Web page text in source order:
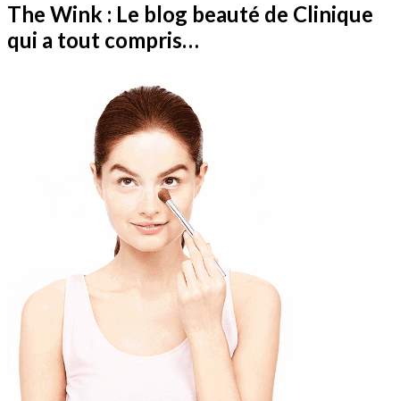
The Wink : Le blog beauté de Clinique
qui a tout compris…